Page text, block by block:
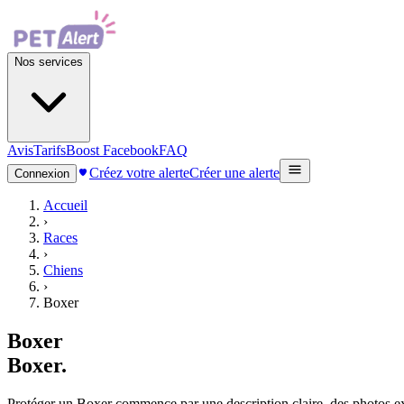
Nos services
AvisTarifsBoost FacebookFAQ
Connexion Créez votre alerteCréer une alerte
Accueil
›
Races
›
Chiens
›
Boxer
Boxer
Boxer.